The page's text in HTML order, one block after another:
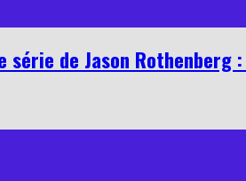
série de Jason Rothenberg